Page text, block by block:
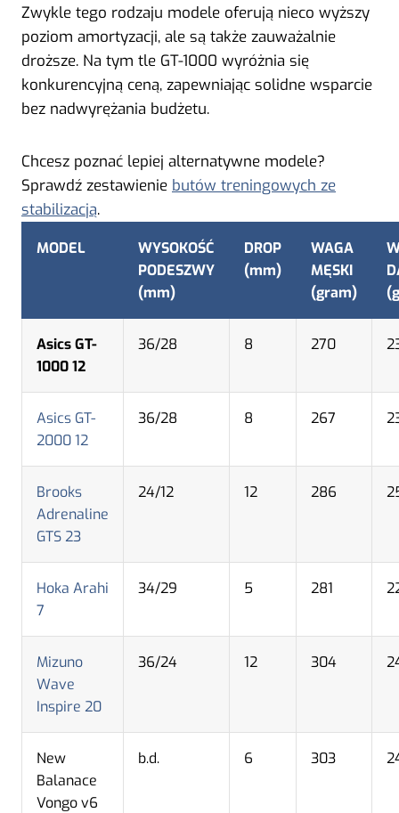
Zwykle tego rodzaju modele oferują nieco wyższy
poziom amortyzacji, ale są także zauważalnie
droższe. Na tym tle GT-1000 wyróżnia się
konkurencyjną ceną, zapewniając solidne wsparcie
bez nadwyrężania budżetu.
Chcesz poznać lepiej alternatywne modele?
Sprawdź zestawienie butów treningowych ze
stabilizacją.
MODEL
WYSOKOŚĆ
PODESZWY
(mm)
DROP
(mm)
WAGA
MĘSKI
(gram)
Asics GT-
1000 12
36/28 8 270
Asics GT-
2000 12
36/28 8 267
Brooks
Adrenaline
GTS 23
24/12 12 286
Hoka Arahi
7
34/29 5 281
Mizuno
Wave
Inspire 20
36/24 12 304
New
Balanace
Vongo v6
b.d. 6 303